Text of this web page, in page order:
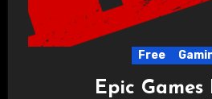
Free
Epic Games